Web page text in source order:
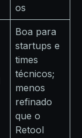
os
Boa para
startups e
times
técnicos;
menos
refinado
que o
Retool